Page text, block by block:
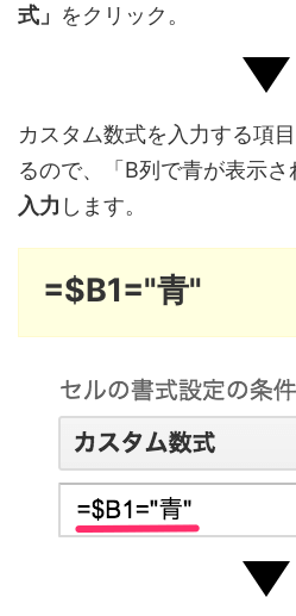
式」 をクリック。
カスタム数式を入力する項
るので、「B列で青が表示
入力 します。
=$B1="青"